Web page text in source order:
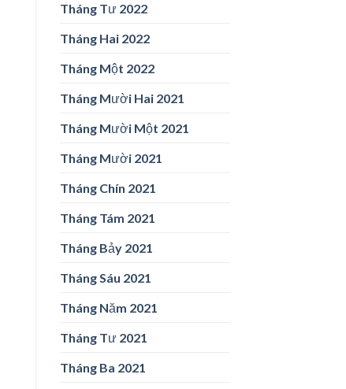
Tháng Tư 2022
Tháng Hai 2022
Tháng Một 2022
Tháng Mười Hai 2021
Tháng Mười Một 2021
Tháng Mười 2021
Tháng Chín 2021
Tháng Tám 2021
Tháng Bảy 2021
Tháng Sáu 2021
Tháng Năm 2021
Tháng Tư 2021
Tháng Ba 2021